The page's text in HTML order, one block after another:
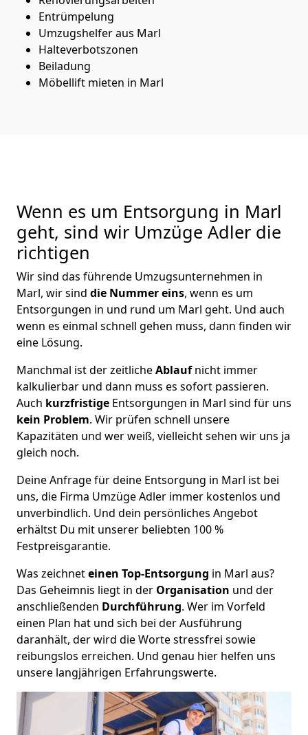
Entrümpelung
Umzugshelfer aus Marl
Halteverbotszonen
Beiladung
Möbellift mieten in Marl
Wenn es um Entsorgung in Marl
geht, sind wir Umzüge Adler die
richtigen
Wir sind das führende Umzugsunternehmen in
Marl, wir sind die Nummer eins, wenn es um
Entsorgungen in und rund um Marl geht. Und auch
wenn es einmal schnell gehen muss, dann finden wir
eine Lösung.
Manchmal ist der zeitlicheAblaufnicht immer
kalkulierbar und dann muss es sofort passieren.
Auch kurzfristige Entsorgungen in Marl sind für uns
kein Problem. Wir prüfen schnell unsere
Kapazitäten und wer weiß, vielleicht sehen wir uns ja
gleich noch.
Deine Anfrage für deine Entsorgung in Marl ist bei
uns, die Firma Umzüge Adler immer kostenlos und
unverbindlich. Und dein persönliches Angebot
erhältst Du mit unserer beliebten 100 %
Festpreisgarantie.
Was zeichneteinen Top-Entsorgung in Marl aus?
Das Geheimnis liegt in der Organisation und der
anschließenden Durchführung. Wer im Vorfeld
einen Plan hat und sich bei der Ausführung
daranhält, der wird die Worte stressfrei sowie
reibungslos erreichen. Und genau hier helfen uns
unsere langjährigen Erfahrungswerte.